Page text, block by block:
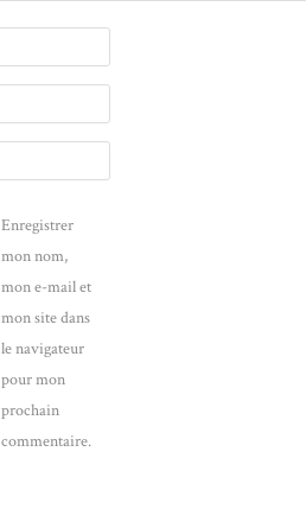
Enregistrer
mon nom,
mon e-mail et
mon site dans
le navigateur
pour mon
prochain
commentaire.